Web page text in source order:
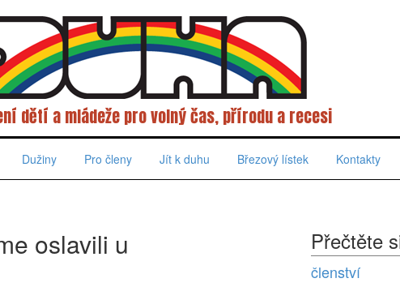
dětí a mládeže pro volný čas, přírodu a recesi
Dužiny Pro členy Jít k duhu Březový lístek Kontakty
oslavili u Přečtěte
členství